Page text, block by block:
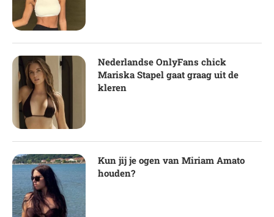
Nederlandse OnlyFans chick
Mariska Stapel gaat graag uit de
kleren
Kun jij je ogen van Miriam Amato
houden?